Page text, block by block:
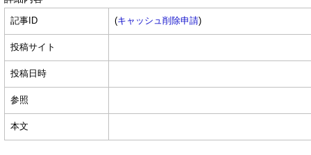
記事ID (キャッシュ削除申請)
投稿サイト
投稿日時
参照
本文